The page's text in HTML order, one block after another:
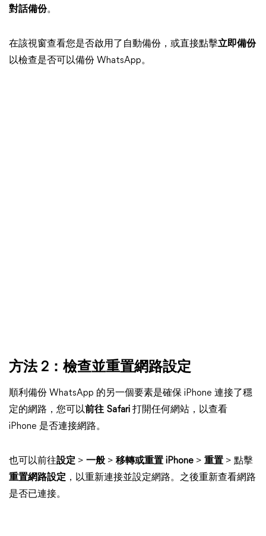
對話備份。
在該視窗查看您是否啟用了自動備份，或直接點擊立即備份
以檢查是否可以備份 WhatsApp。
方法 2：檢查並重置網路設定
順利備份 WhatsApp 的另一個要素是確保 iPhone 連接了穩
定的網路，您可以前往 Safari 打開任何網站，以查看
iPhone 是否連接網路。
也可以前往設定 > 一般 > 移轉或重置 iPhone > 重置 > 點擊
重置網路設定 ，以重新連接並設定網路。之後重新查看網路
是否已連接。